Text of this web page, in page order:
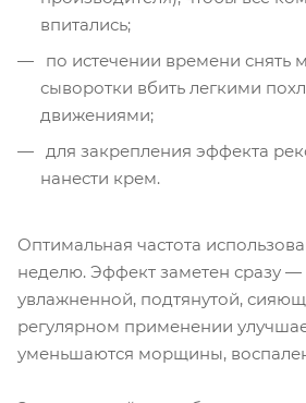
впитались;
по истечении времени снять
сыворотки вбить легкими
движениями;
для закрепления эффекта
нанести крем.
Оптимальная частота
неделю. Эффект заметен сразу —
увлажненной, подтянутой,
регулярном применении
уменьшаются морщины,